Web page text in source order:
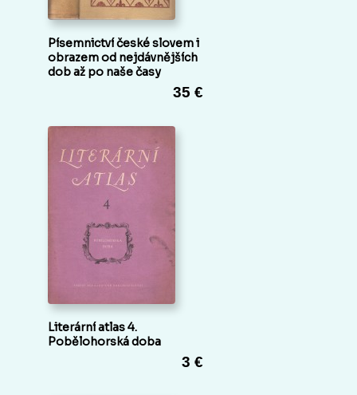
Písemnictví české slovem i
obrazem od nejdávnějších
dob až po naše časy
35 €
Literární atlas 4.
Pobělohorská doba
3 €